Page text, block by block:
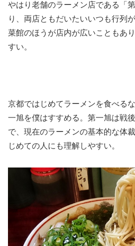
やはり老舗のラーメン店である「
り、両店ともだいたいいつも行列
菜館のほうが店内が広いこともあ
すい。
京都ではじめてラーメンを食べる
一旭を僕はすすめる。第一旭は戦
で、現在のラーメンの基本的な体
じめての人にも理解しやすい。